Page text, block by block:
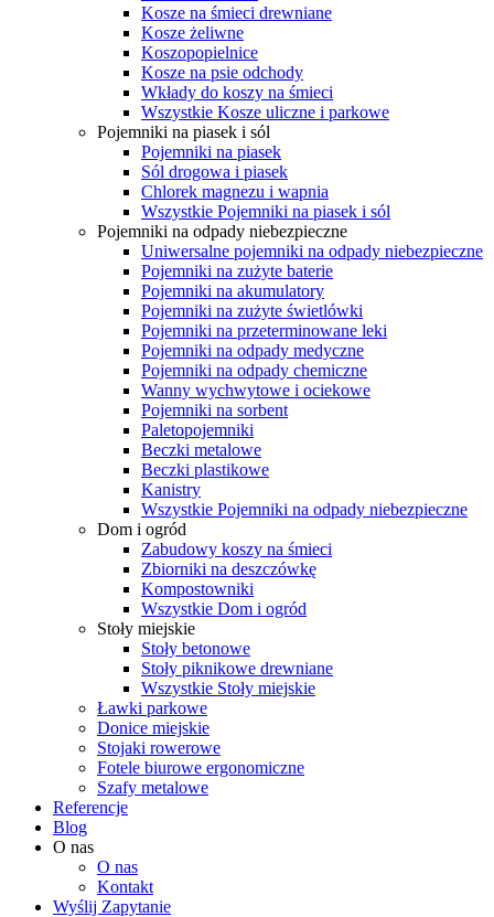
Kosze na śmieci drewniane
Kosze żeliwne
Koszopopielnice
Kosze na psie odchody
Wkłady do koszy na śmieci
Wszystkie Kosze uliczne i parkowe
Pojemniki na piasek i sól
Pojemniki na piasek
Sól drogowa i piasek
Chlorek magnezu i wapnia
Wszystkie Pojemniki na piasek i sól
Pojemniki na odpady niebezpieczne
Uniwersalne pojemniki na odpady niebezpieczne
Pojemniki na zużyte baterie
Pojemniki na akumulatory
Pojemniki na zużyte świetlówki
Pojemniki na przeterminowane leki
Pojemniki na odpady medyczne
Pojemniki na odpady chemiczne
Wanny wychwytowe i ociekowe
Pojemniki na sorbent
Paletopojemniki
Beczki metalowe
Beczki plastikowe
Kanistry
Wszystkie Pojemniki na odpady niebezpieczne
Dom i ogród
Zabudowy koszy na śmieci
Zbiorniki na deszczówkę
Kompostowniki
Wszystkie Dom i ogród
Stoły miejskie
Stoły betonowe
Stoły piknikowe drewniane
Wszystkie Stoły miejskie
Ławki parkowe
Donice miejskie
Stojaki rowerowe
Fotele biurowe ergonomiczne
Szafy metalowe
Referencje
Blog
O nas
O nas
Kontakt
Wyślij Zapytanie